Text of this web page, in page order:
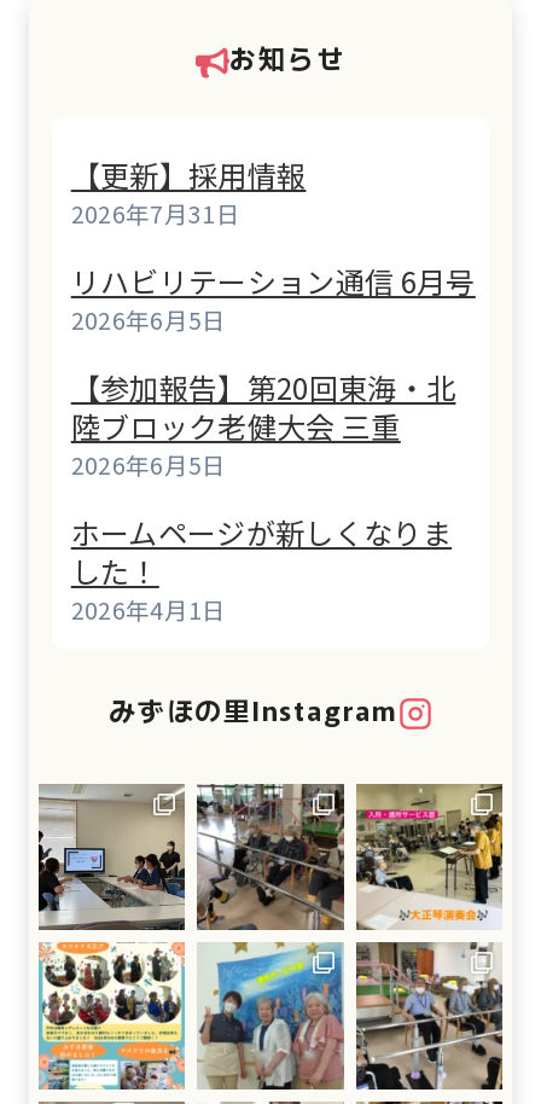
お知らせ
【更新】採用情報
2026年7月31日
リハビリテーション通信 6月号
2026年6月5日
【参加報告】第20回東海・北
陸ブロック老健大会 三重
2026年6月5日
ホームページが新しくなりま
した！
2026年4月1日
みずほの里Instagram